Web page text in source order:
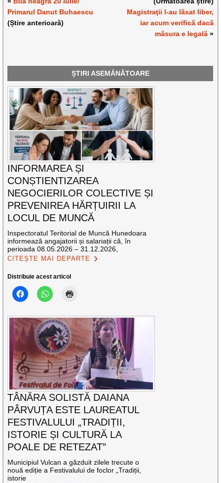
Primarul Danut Buhaescu
(Știre anterioară)
Magistraţii l-au lăsat liber,
iar acum verifică dacă
măsura e legală»
ȘTIRI ASEMĂNĂTOARE
INFORMAREA ȘI
CONȘTIENTIZAREA
NEGOCIERILOR COLECTIVE ȘI
PREVENIREA HĂRȚUIRII LA
LOCUL DE MUNCĂ
Inspectoratul Teritorial de Muncă Hunedoara
informează angajatorii și salariații că, în
perioada 08.05.2026 – 31.12.2026,
CITEȘTE MAI DEPARTE
Distribuie acest articol
TÂNĂRA SOLISTĂ DAIANA
PÂRVUȚA ESTE LAUREATUL
FESTIVALULUI „TRADIȚII,
ISTORIE ȘI CULTURĂ LA
POALE DE RETEZAT”
Municipiul Vulcan a găzduit zilele trecute o
nouă ediție a Festivalului de foclor „Tradiții,
istorie